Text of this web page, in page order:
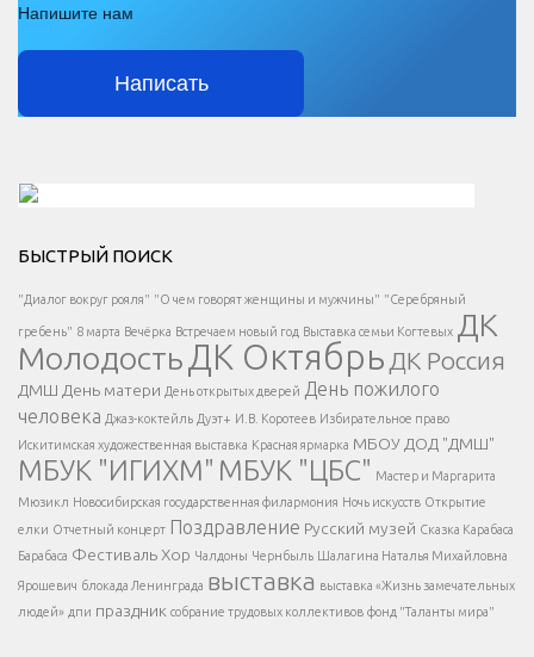
Напишите нам
Написать
Есть вопрос?
Напишите нам
</span >
Написать
</button >
</div >
</div > </div >
БЫСТРЫЙ ПОИСК
"Диалог вокруг рояля" "О чем говорят женщины и мужчины" "Серебряный
гребень" 8 марта Вечёрка Встречаем новый год Выставка семьи Когтевых ДК
МолодостьДК Октябрь ДК Россия
ДМШ День матери День открытых дверей День пожилого
человека Джаз-коктейль Дуэт+ И.В. Коротеев Избирательное право
Искитимская художественная выставка Красная ярмарка МБОУ ДОД "ДМШ"
МБУК "ИГИХМ" МБУК "ЦБС" Мастер и Маргарита
Мюзикл Новосибирская государственная филармония Ночь искусств Открытие
елки Отчетный концерт Поздравление Русский музей Сказка Карабаса
Барабаса Фестиваль Хор Чалдоны Чернбыль Шалагина Наталья Михайловна
Ярошевич блокада Ленинграда выставка выставка «Жизнь замечательных
людей» дпи праздник собрание трудовых коллективов фонд "Таланты мира"